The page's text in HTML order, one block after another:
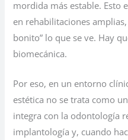
mordida más estable. Esto
en rehabilitaciones
bonito” lo que se ve. Hay
biomecánica.
Por eso, en un entorno
estética no se trata como
integra con la odontología
implantología y, cuando